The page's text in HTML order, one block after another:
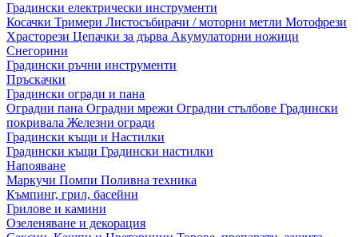
Градински електрически инструменти
Косачки Тримери Листосъбирачи / моторни метли Мотофрези
Храсторези Цепачки за дърва Акумулаторни ножици
Снегорини
Градински ръчни инструменти
Пръскачки
Градински огради и пана
Оградни пана Оградни мрежи Оградни стълбове Градински
покривала Железни огради
Градински къщи и Настилки
Градински къщи Градински настилки
Напояване
Маркучи Помпи Поливна техника
Къмпинг, грил, басейни
Грилове и камини
Озеленяване и декорация